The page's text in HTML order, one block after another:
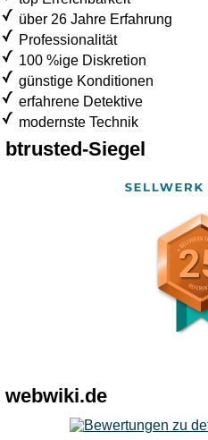
über 26 Jahre Erfahrung
Professionalität
100 %ige Diskretion
günstige Konditionen
erfahrene Detektive
modernste Technik
btrusted-Siegel
webwiki.de